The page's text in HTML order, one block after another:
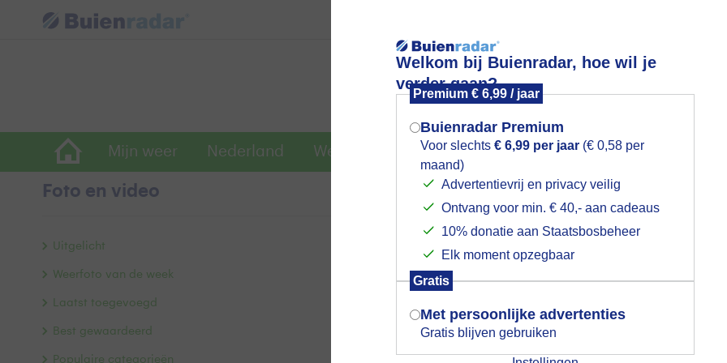
Welkom bij Buienradar, hoe wil je
verder gaan?
Premium € 6,99 / jaar
Buienradar Premium
Voor slechts € 6,99 per jaar (€ 0,58 per
maand)
Advertentievrij en privacy veilig
Ontvang voor min. € 40,- aan cadeaus
10% donatie aan Staatsbosbeheer
Elk moment opzegbaar
Gratis
Met persoonlijke advertenties
Gratis blijven gebruiken
Mijn weer Nederland Wereldwijd Foto en video Weerzine
Foto en video
Uitgelicht
Weerfoto van de week
Laatst toegevoegd
Best gewaardeerd
Populaire categorieën
Mogen we je locatie gebruiken voor
het weer?
Indien je hier nog geen akkoord op hebt
gegeven, verschijnt er zo een pop-up uit
je browser waarin deze toestemming
gevraagd wordt.